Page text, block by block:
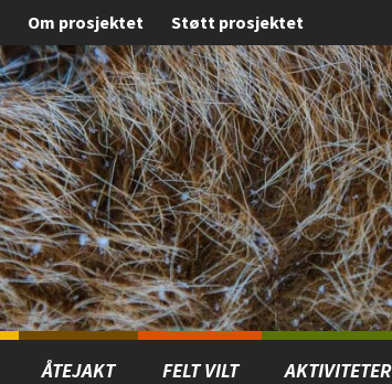
Om prosjektet Støtt prosjektet
ÅTEJAKT FELT VILT AKTIVITETER